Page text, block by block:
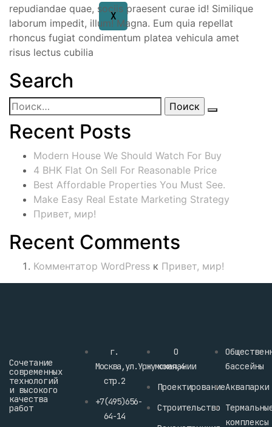
X
repudiandae quae, sociis praesent curae id! Similique
laborum impedit, illum! Magna. Eum quia repellat
rhoncus fugiat condimentum platea vehicula amet
risus lectus cubilia
Search
Recent Posts
Modern House We Should Watch For Buy
4 BHK Flat On Sell For Reasonable Price
Best Affordable Properties You Must See.
Make Easy Real Estate Marketing Strategy
Привет, мир!
Recent Comments
Комментатор WordPress к Привет, мир!
Сочетание
современных
технологий
и высокого
качества
работ
г.
Москва,ул.Уржумская,4
стр.2
‪+7(495)656-
64-14‬
О
компании
Проектирование
Строительство
бассейны
Аквапарки
комплексы